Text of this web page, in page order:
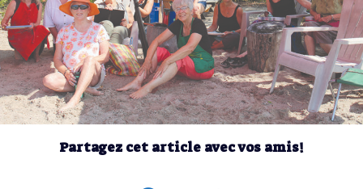
Partagez cet article avec vos amis!